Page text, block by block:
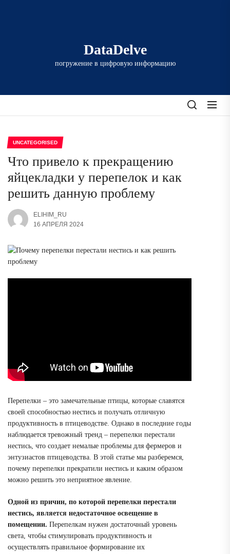
DataDelve
погружение в цифровую информацию
UNCATEGORISED
Что привело к прекращению
яйцекладки у перепелок и как
решить данную проблему
ELIHIM_RU
16 АПРЕЛЯ 2024
Перепелки – это замечательные птицы, которые славятся
своей способностью нестись и получать отличную
продуктивность в птицеводстве. Однако в последние годы
наблюдается тревожный тренд – перепелки перестали
нестись, что создает немалые проблемы для фермеров и
энтузиастов птицеводства. В этой статье мы разберемся,
почему перепелки прекратили нестись и каким образом
можно решить это неприятное явление.
Одной из причин, по которой перепелки перестали
нестись, является недостаточное освещение в
помещении. Перепелкам нужен достаточный уровень
света, чтобы стимулировать продуктивность и
осуществлять правильное формирование их